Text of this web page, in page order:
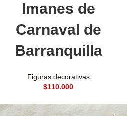
Imanes de
Carnaval de
Barranquilla
Figuras decorativas
$